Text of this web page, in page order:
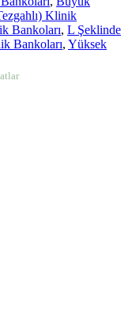
Klinik
Bankoları, L Şeklinde
Bankoları, Yüksek